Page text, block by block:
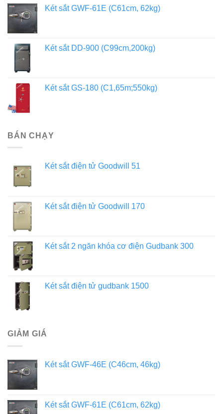
Két sắt GWF-61E (C61cm, 62kg)
Két sắt DD-900 (C99cm,200kg)
Két sắt GS-180 (C1,65m;550kg)
BÁN CHẠY
Két sắt điện tử Goodwill 51
Két sắt điện tử Goodwill 170
Két sắt 2 ngăn khóa cơ điện Gudbank 300
Két sắt điện tử gudbank 1500
GIẢM GIÁ
Két sắt GWF-46E (C46cm, 46kg)
Két sắt GWF-61E (C61cm, 62kg)